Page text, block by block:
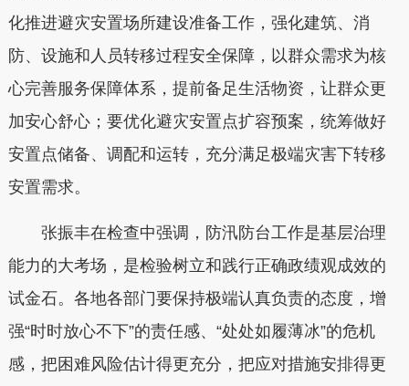
化推进避灾安置场所建设准备工作，强化建筑、消
防、设施和人员转移过程安全保障，以群众需求为核
心完善服务保障体系，提前备足生活物资，让群众更
加安心舒心；要优化避灾安置点扩容预案，统筹做好
安置点储备、调配和运转，充分满足极端灾害下转移
安置需求。
张振丰在检查中强调，防汛防台工作是基层治理
能力的大考场，是检验树立和践行正确政绩观成效的
试金石。各地各部门要保持极端认真负责的态度，增
强“时时放心不下”的责任感、“处处如履薄冰”的危机
感，把困难风险估计得更充分，把应对措施安排得更